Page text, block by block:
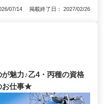
07/14 掲載終了日： 2027/02/26
魅力♪乙4・丙種の資格
お仕事★